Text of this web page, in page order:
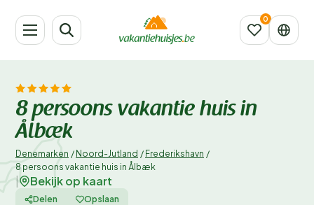
8 persoons vakantie huis in
Ålbæk
Denemarken / Noord-Jutland / Frederikshavn /
8 persoons vakantie huis in Ålbæk
Bekijk op kaart
Delen Opslaan